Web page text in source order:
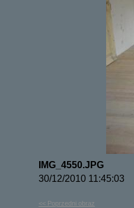
IMG_4550.JPG
30/12/2010 11:45:03
<< Poprzedni obraz